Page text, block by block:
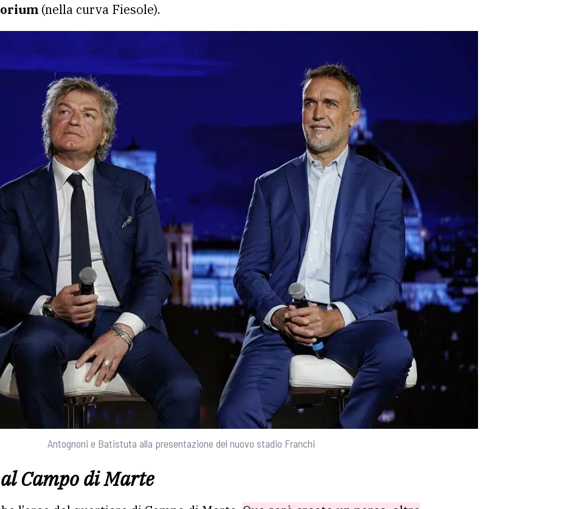
(nella curva Fiesole).
Antognoni e Batistuta alla presentazione del nuovo stadio Franchi
Campo di Marte